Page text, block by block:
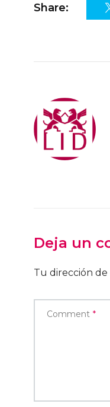
Share:
Deja un
Tu dirección
Comment *